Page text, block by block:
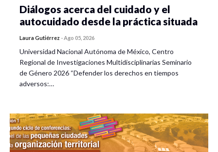
Diálogos acerca del cuidado y el
autocuidado desde la práctica situada
Laura Gutiérrez -Ago 05, 2026
Universidad Nacional Autónoma de México, Centro
Regional de Investigaciones Multidisciplinarias Seminario
de Género 2026 “Defender los derechos en tiempos
adversos:…